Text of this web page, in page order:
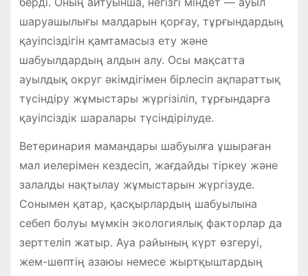
шаруашылығы малдарын қорғау, тұрғындардың
қауіпсіздігін қамтамасыз ету және
шабуылдардың алдын алу. Осы мақсатта
ауылдық округ әкімдігімен бірлесіп ақпараттық
түсіндіру жұмыстары жүргізіліп, тұрғындарға
қауіпсіздік шаралары түсіндірілуде.
Ветеринария мамандары шабуылға ұшыраған
мал иелерімен кездесіп, жағдайды тіркеу және
залалды нақтылау жұмыстарын жүргізуде.
Сонымен қатар, қасқырлардың шабуылына
себеп болуы мүмкін экологиялық факторлар да
зерттеліп жатыр. Ауа райының күрт өзгеруі,
жем-шөптің азаюы немесе жыртқыштардың